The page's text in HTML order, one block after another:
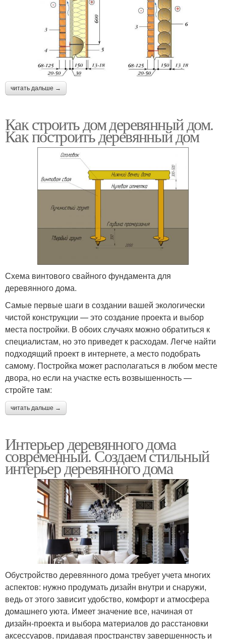
читать дальше →
Как строить дом деревянный дом.
Как построить деревянный дом
Схема винтового свайного фундамента для
деревянного дома.
Самые первые шаги в создании вашей экологически
чистой конструкции — это создание проекта и выбор
места постройки. В обоих случаях можно обратиться к
специалистам, но это приведет к расходам. Легче найти
подходящий проект в интернете, а место подобрать
самому. Постройка может располагаться в любом месте
двора, но если на участке есть возвышенность —
стройте там:
читать дальше →
Интерьер деревянного дома
современный. Создаем стильный
интерьер деревянного дома
Обустройство деревянного дома требует учета многих
аспектов: нужно продумать дизайн внутри и снаружи,
ведь от этого зависит удобство, комфорт и атмосфера
домашнего уюта. Имеет значение все, начиная от
дизайн-проекта и выбора материалов до расстановки
аксессуаров, придавая пространству завершенность и